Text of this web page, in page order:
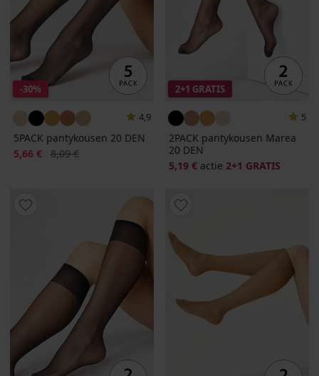
-30%
4,9
5PACK pantykousen 20 DEN
Korting
5,66 € Oorspronkelijke prijs
8,09 €
2+1 GRATIS
5
2PACK pantykousen Marea
20 DEN
5,19 € actie 2+1 GRATIS